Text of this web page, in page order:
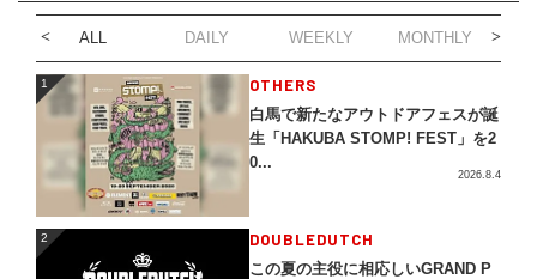
ALL DAILY WEEKLY MONTHLY
1 OTHERS
白馬で新たなアウトドアフェスが誕
生「HAKUBA STOMP! FEST」を2
0...
2026.8.4
2 DOUBLEDUTCH
この夏の主役に相応しいGRAND P